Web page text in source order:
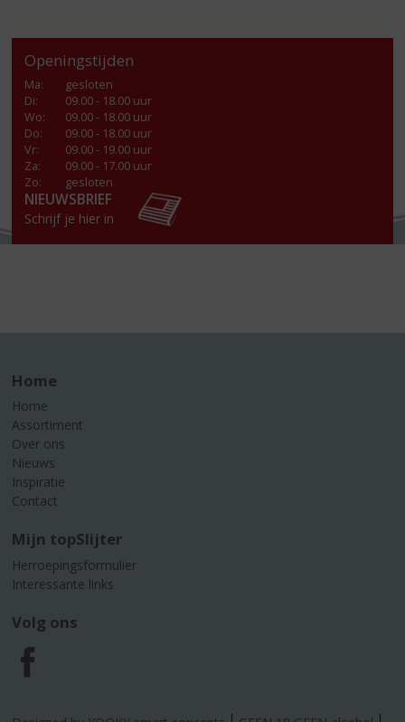
Openingstijden
Ma:
gesloten
Di:
09.00 - 18.00 uur
Wo:
09.00 - 18.00 uur
Do:
09.00 - 18.00 uur
Vr:
09.00 - 19.00 uur
Za:
09.00 - 17.00 uur
Zo:
gesloten
NIEUWSBRIEF
Schrijf je hier in
Home
Home
Assortiment
Over ons
Nieuws
Inspiratie
Contact
Mijn topSlijter
Herroepingsformulier
Interessante links
Volg ons
F
a